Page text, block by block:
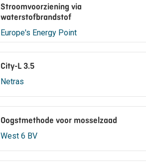
Stroomvoorziening via
waterstofbrandstof
Europe's Energy Point
City-L 3.5
Netras
Oogstmethode voor mosselzaad
West 6 BV